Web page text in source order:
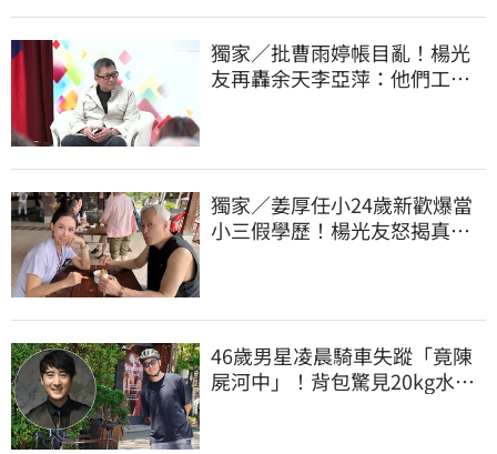
獨家／批曹雨婷帳目亂！楊光
友再轟余天李亞萍：他們工會
獨家／姜厚任小24歲新歡爆當
小三假學歷！楊光友怒揭真實
46歲男星凌晨騎車失蹤「竟陳
屍河中」！背包驚見20kg水泥